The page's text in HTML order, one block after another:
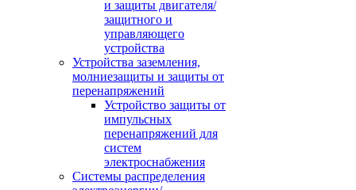
и защиты двигателя/
защитного и
управляющего
устройства
Устройства заземления,
молниезащиты и защиты от
перенапряжений
Устройство защиты от
импульсных
перенапряжений для
систем
электроснабжения
Системы распределения